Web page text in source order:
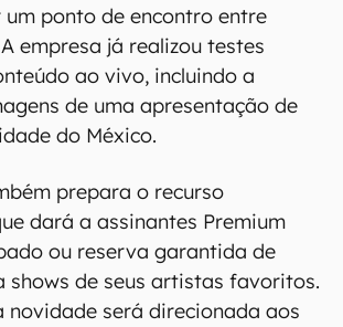
ponto de encontro entre
empresa já realizou testes
ao vivo, incluindo a
de uma apresentação de
do México.
prepara o recurso
dará a assinantes Premium
ou reserva garantida de
shows de seus artistas favoritos.
novidade será direcionada aos